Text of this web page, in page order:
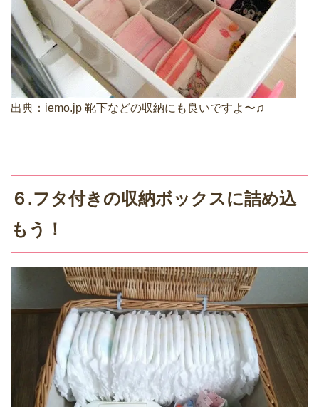
出典： iemo.jp 靴下などの収納にも良いですよ〜♫
６.フタ付きの収納ボックスに詰め込
もう！